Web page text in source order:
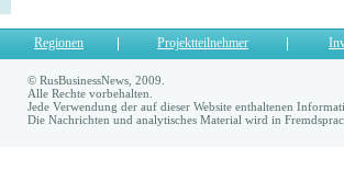
Regionen Projektteilnehmer
© RusBusinessNews, 2009.
Alle Rechte vorbehalten.
Jede Verwendung der auf dieser Website enthaltenen
Die Nachrichten und analytisches Material wird in